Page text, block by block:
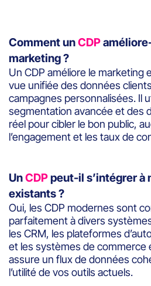
Comment unCDP
marketing ?
Un CDP améliore le marketing
vue unifiée des données
campagnes personnalisées. Il
segmentation avancée et des
réel pour cibler le bon public,
l’engagement et les taux de
UnCDPpeut-il s’intégrer à
existants ?
Oui, les CDP modernes sont
parfaitement à divers
les CRM, les plateformes
et les systèmes de commerce
assure un flux de données
l’utilité de vos outils actuels.